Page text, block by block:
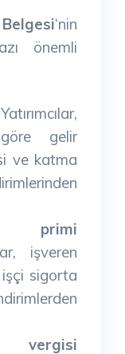
‘nin
önemli
gelir
ve katma
işveren
sigorta